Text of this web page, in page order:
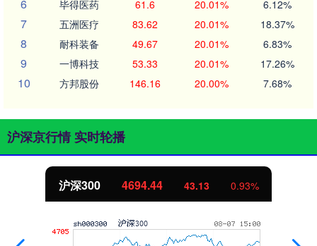
6 毕得医药 61.6 20.01% 6.12%
7 五洲医疗 83.62 20.01% 18.37%
8 耐科装备 49.67 20.01% 6.83%
9 一博科技 53.33 20.01% 17.26%
10 方邦股份 146.16 20.00% 7.68%
沪深京行情 实时轮播
沪深300 4694.44 43.13 0.93%